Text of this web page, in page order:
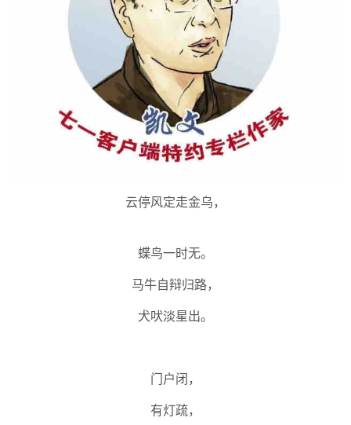
云停风定走金乌，
蝶鸟一时无。
马牛自辩归路，
犬吠淡星出。
门户闭，
有灯疏，